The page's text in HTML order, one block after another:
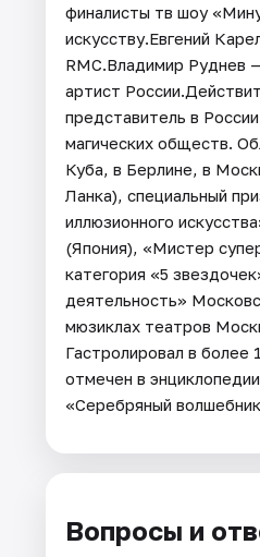
финалисты тв шоу
искусству.Евгений
RMC.Владимир Руднев
артист
представитель в
магических обществ.
Куба, в Берлине, в
Ланка), специальный
иллюзионного
(Япония), «Мистер
категория «5
деятельность»
мюзиклах театров
Гастролировал в более
отмечен в
«Cepeбpяный
Вопросы и